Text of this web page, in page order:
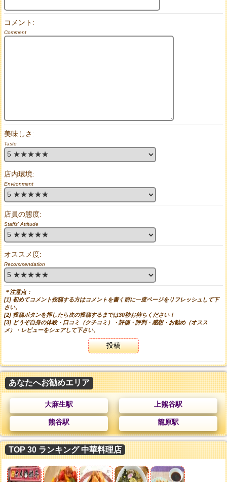
コメント:
Comment
美味しさ:
Taste
店内環境:
Environment
店員の態度:
Staffs' Attitude
オススメ度:
Recommendation
＊注意点：
[1] 初めてコメント投稿する方はコメントを書く前に一度ページをリフレッシュして下
さい。
[2] 投稿ボタンを押したら次の投稿するまでは30秒お待ちください！
[3] どうぞ自身の体験・口コミ（クチコミ）・評価・評判・感想・お勧め（オスス
メ）・レビューをシェアして下さい。
投稿
あなたへお勧めエリア
大麻生駅 上熊谷駅
熊谷駅 籠原駅
TOP 30 ランキング 中華料理店